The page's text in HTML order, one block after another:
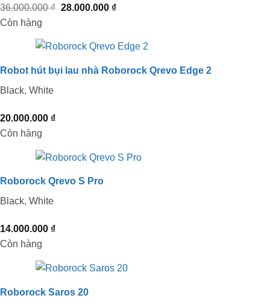
36.000.000₫ Giá
36.000.000 ₫.
28.000.000 ₫Giá
là:
28.000.000 ₫.
Còn hàng
Robot hút bụi lau nhà Roborock Qrevo Edge 2
Black, White
20.000.000 ₫
Còn hàng
Roborock Qrevo S Pro
Black, White
14.000.000 ₫
Còn hàng
Roborock Saros 20